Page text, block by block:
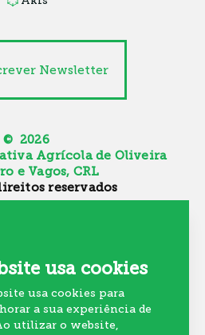
usa cookies
usa cookies para
a sua experiência de
utilizar o website,
© 2026
Agrícola de Oliveira
e Vagos, CRL
reservados
de Litígios
Newsletter